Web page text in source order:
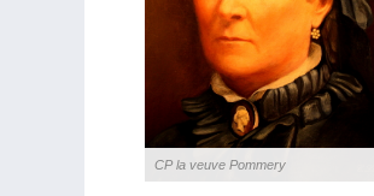
CP la veuve Pommery